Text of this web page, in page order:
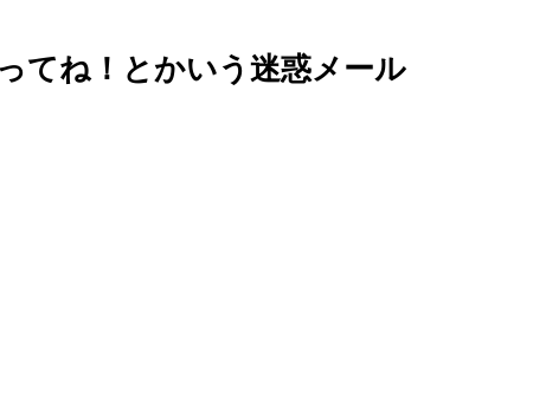
てね！とかいう迷惑メール